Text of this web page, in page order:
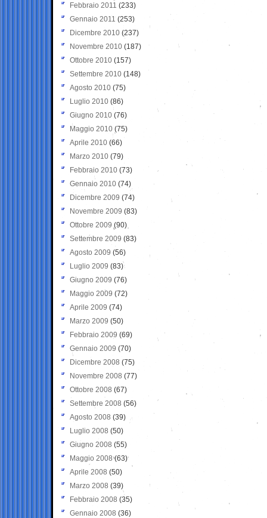
Febbraio 2011 (233)
Gennaio 2011 (253)
Dicembre 2010 (237)
Novembre 2010 (187)
Ottobre 2010 (157)
Settembre 2010 (148)
Agosto 2010 (75)
Luglio 2010 (86)
Giugno 2010 (76)
Maggio 2010 (75)
Aprile 2010 (66)
Marzo 2010 (79)
Febbraio 2010 (73)
Gennaio 2010 (74)
Dicembre 2009 (74)
Novembre 2009 (83)
Ottobre 2009 (90)
Settembre 2009 (83)
Agosto 2009 (56)
Luglio 2009 (83)
Giugno 2009 (76)
Maggio 2009 (72)
Aprile 2009 (74)
Marzo 2009 (50)
Febbraio 2009 (69)
Gennaio 2009 (70)
Dicembre 2008 (75)
Novembre 2008 (77)
Ottobre 2008 (67)
Settembre 2008 (56)
Agosto 2008 (39)
Luglio 2008 (50)
Giugno 2008 (55)
Maggio 2008(63)
Aprile 2008 (50)
Marzo 2008 (39)
Febbraio 2008 (35)
Gennaio 2008 (36)